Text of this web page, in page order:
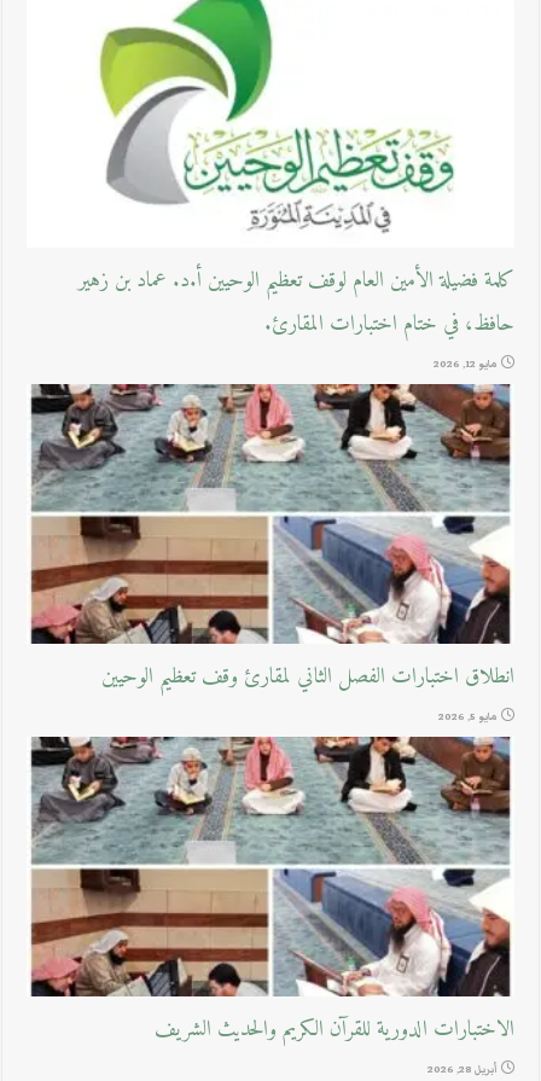
كلمة فضيلة الأمين العام لوقف تعظيم الوحيين أ.د. عماد بن زهير
حافظ، في ختام اختبارات المقارئ.
مايو 12, 2026
انطلاق اختبارات الفصل الثاني لمقارئ وقف تعظيم الوحيين
مايو 5, 2026
الاختبارات الدورية للقرآن الكريم والحديث الشريف
أبريل 28, 2026